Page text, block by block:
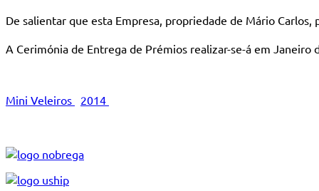
De salientar que esta Empresa, propriedade de Mário
A Cerimónia de Entrega de Prémios realizar-se-á em
Mini Veleiros 2014